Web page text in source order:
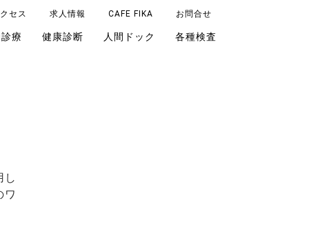
セス 求人情報 CAFE FIKA お問合せ
療 健康診断 人間ドック 各種検査
し
ワ